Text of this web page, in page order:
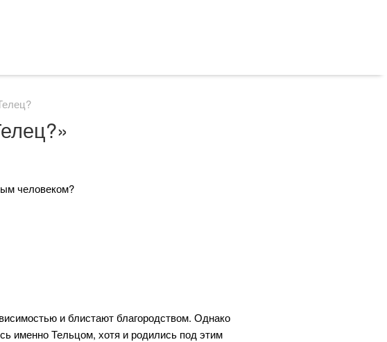
человеком?
и блистают благородством. Однако
именно Тельцом, хотя и родились под этим